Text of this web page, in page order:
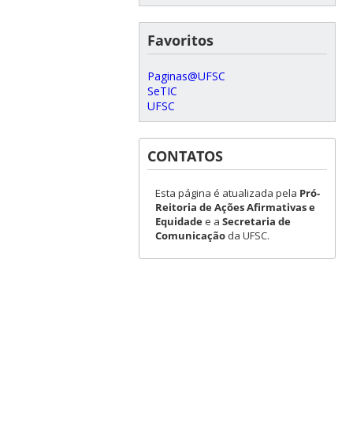
Favoritos
Paginas@UFSC
SeTIC
UFSC
CONTATOS
Esta página é atualizada pela Pró-
Reitoria de Ações Afirmativas e
Equidadee a Secretaria de
Comunicaçãoda UFSC.